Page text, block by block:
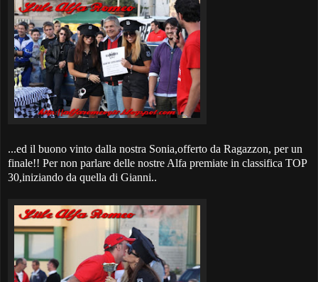
...ed il buono vinto dalla nostra Sonia,offerto da Ragazzon, per un
finale!! Per non parlare delle nostre Alfa premiate in classifica TOP
30,iniziando da quella di Gianni..